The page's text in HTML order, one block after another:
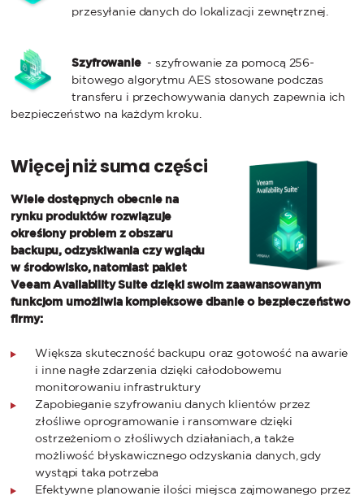
przesyłanie danych do lokalizacji zewnętrznej.
Szyfrowanie - szyfrowanie za pomocą 256-
bitowego algorytmu AES stosowane podczas
transferu i przechowywania danych zapewnia ich
bezpieczeństwo na każdym kroku.
Więcej niż suma części
Wiele dostępnych obecnie na
rynku produktów rozwiązuje
określony problem z obszaru
backupu, odzyskiwania czy wglądu
w środowisko, natomiast pakiet
Veeam Availability Suite dzięki swoim zaawansowanym
funkcjom umożliwia kompleksowe dbanie o bezpieczeństwo
firmy:
Większa skuteczność backupu oraz gotowość na awarie
i inne nagłe zdarzenia dzięki całodobowemu
monitorowaniu infrastruktury
Zapobieganie szyfrowaniu danych klientów przez
złośliwe oprogramowanie i ransomware dzięki
ostrzeżeniom o złośliwych działaniach, a także
możliwość błyskawicznego odzyskania danych, gdy
wystąpi taka potrzeba
Efektywne planowanie ilości miejsca zajmowanego przez